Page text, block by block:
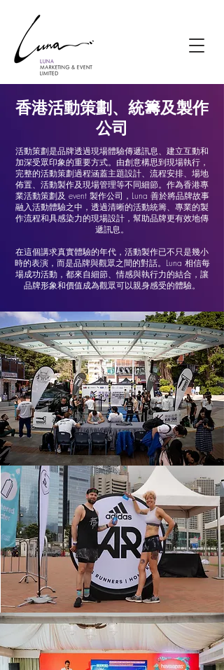
香港活動策劃、統籌及製作
公司
活動策劃是品牌透過現場體驗傳遞訊息、建立互動和
加深受眾印象的重要方式。由創意構思到現場執行，
完整的活動策劃過程涵蓋主題設計、流程安排、場地
佈置、活動製作及現場管理等不同細節。作為香港專
業活動策劃及 event 製作公司，Luna 善於將品牌故事
融入活動體驗之中，透過清晰的活動統籌、專業的製
作流程和具感染力的現場設計，幫助品牌更有效地傳
遞訊息。
在這個講求真實體驗的年代，活動製作已不只是幾小
時的表演，而是品牌與觀眾之間的對話。Luna 相信每
場成功活動，都來自細節、情感與執行力的結合，讓
品牌形象和價值成為觀眾可以親身感受的體驗。